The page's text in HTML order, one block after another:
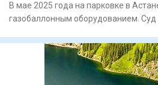
В мае 2025 года на парковке в
газобаллонным оборудованием.